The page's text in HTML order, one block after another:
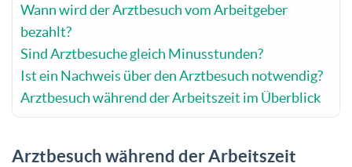
Wann wird der Arztbesuch vom Arbeitgeber
bezahlt?
Sind Arztbesuche gleich Minusstunden?
Ist ein Nachweis über den Arztbesuch notwendig?
Arztbesuch während der Arbeitszeit im Überblick
Arztbesuch während der Arbeitszeit